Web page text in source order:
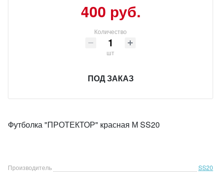
400 руб.
Количество
шт
ПОД ЗАКАЗ
Футболка "ПРОТЕКТОР" красная М SS20
Производитель
SS20